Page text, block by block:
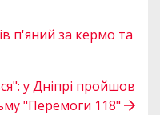
п'яний за кермо та
у Дніпрі пройшов
"Перемоги 118"